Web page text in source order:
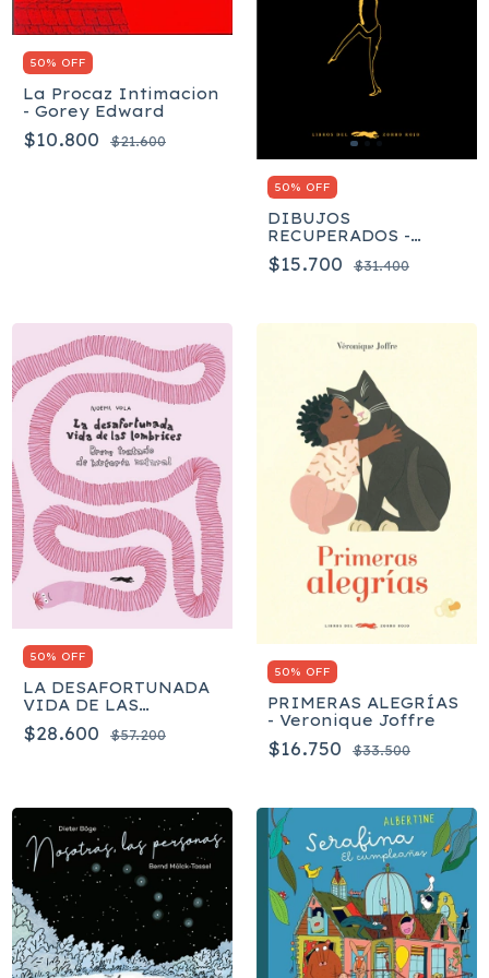
50% OFF
La Procaz Intimacion
- Gorey Edward
$10.800 $21.600
50% OFF
DIBUJOS
RECUPERADOS -
Franz Kafka
$15.700 $31.400
50% OFF
LA DESAFORTUNADA
VIDA DE LAS
LOMBRICES - Noemi
Vola
$28.600 $57.200
50% OFF
PRIMERAS ALEGRÍAS
- Veronique Joffre
$16.750 $33.500